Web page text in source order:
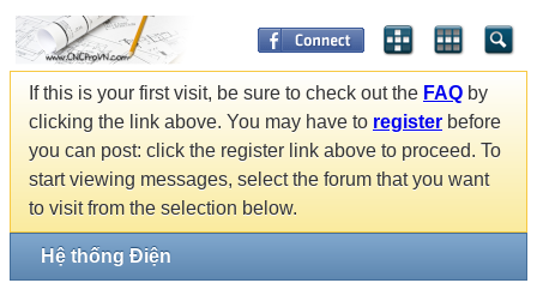
If this is your first visit, be sure to check out the FAQ by
clicking the link above. You may have to register before
you can post: click the register link above to proceed. To
start viewing messages, select the forum that you want
to visit from the selection below.
Hệ thống Điện